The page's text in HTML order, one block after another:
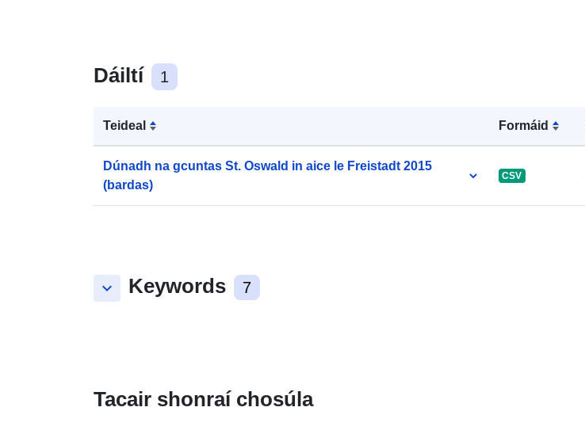
Dáiltí 1
Teideal Formáid
Dúnadh na gcuntas St. Oswald in aice le Freistadt 2015
(bardas)
CSV
keyboard_arrow_down Keywords 7
Tacair shonraí chosúla